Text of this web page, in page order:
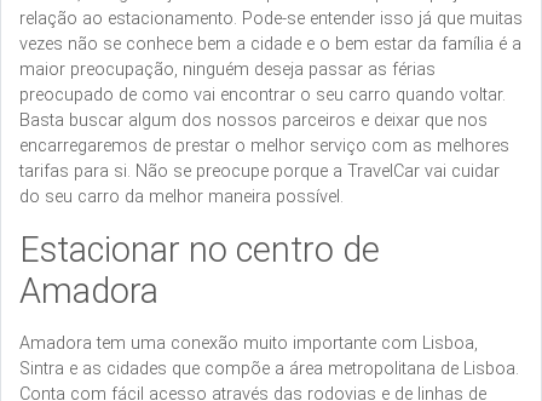
relação ao estacionamento. Pode-se entender isso já que muitas
vezes não se conhece bem a cidade e o bem estar da família é a
maior preocupação, ninguém deseja passar as férias
preocupado de como vai encontrar o seu carro quando voltar.
Basta buscar algum dos nossos parceiros e deixar que nos
encarregaremos de prestar o melhor serviço com as melhores
tarifas para si. Não se preocupe porque a TravelCar vai cuidar
do seu carro da melhor maneira possível.
Estacionar no centro de
Amadora
Amadora tem uma conexão muito importante com Lisboa,
Sintra e as cidades que compõe a área metropolitana de Lisboa.
Conta com fácil acesso através das rodovias e de linhas de